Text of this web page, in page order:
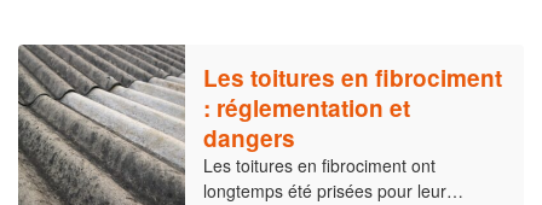
Les toitures en fibrociment
: réglementation et
dangers
Les toitures en fibrociment ont
longtemps été prisées pour leur…